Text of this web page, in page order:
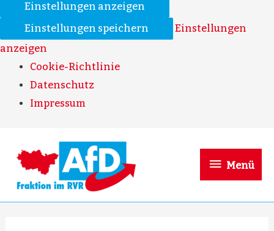
Einstellungen anzeigen
Einstellungen speichern
Einstellungen
anzeigen
Cookie-Richtlinie
Datenschutz
Impressum
Menü